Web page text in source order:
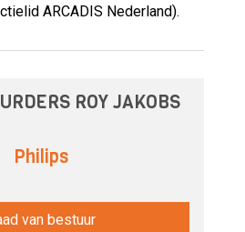
ARCADIS Nederland).
ROY JAKOBS
Philips
van bestuur